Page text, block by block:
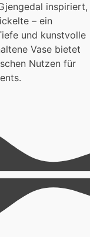
inspiriert,
– ein
und kunstvolle
Vase bietet
Nutzen für